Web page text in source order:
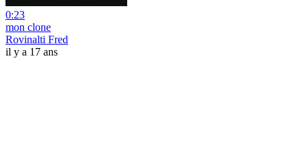
0:23
mon clone
Rovinalti Fred
il y a 17 ans